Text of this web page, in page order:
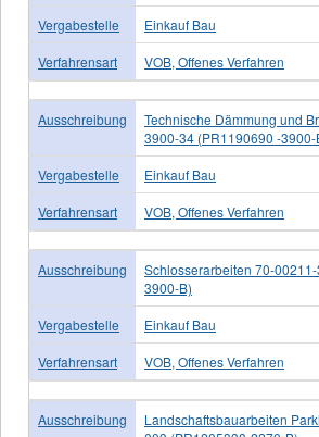
Vergabestelle
Einkauf Bau
Verfahrensart
VOB, Offenes Verfahren
Ausschreibung
Technische Dämmung und
3900-34 (PR1190690 -3900-
Vergabestelle
Einkauf Bau
Verfahrensart
VOB, Offenes Verfahren
Ausschreibung
Schlosserarbeiten 70-
3900-B)
Vergabestelle
Einkauf Bau
Verfahrensart
VOB, Offenes Verfahren
Ausschreibung
Landschaftsbauarbeiten